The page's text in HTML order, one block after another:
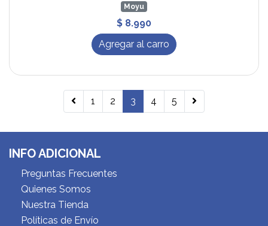
Moyu
$ 8.990
Agregar al carro
1 2 3 4 5
INFO ADICIONAL
Preguntas Frecuentes
Quienes Somos
Nuestra Tienda
Políticas de Envío